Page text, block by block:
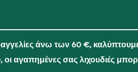
άνω των 60 €,
αγαπημένες σας λιχουδιές